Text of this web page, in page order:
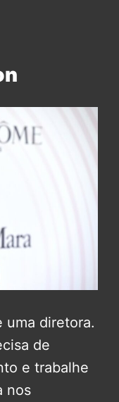
uma diretora.
de
e trabalhe
nos